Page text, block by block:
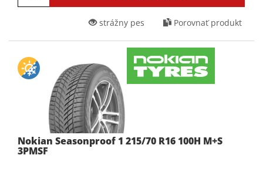
strážny pes Porovnať produkt
Nokian Seasonproof 1 215/70 R16 100H M+S
3PMSF